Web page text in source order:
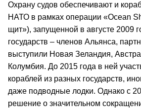
Охрану судов обеспечивают и
НАТО в рамках операции «Ocean
щит»), запущенной в августе 2009
государств – членов Альянса,
выступили Новая Зеландия,
Колумбия. До 2015 года в ней
кораблей из разных государств,
даже подводные лодки. Однако с
решение о значительном